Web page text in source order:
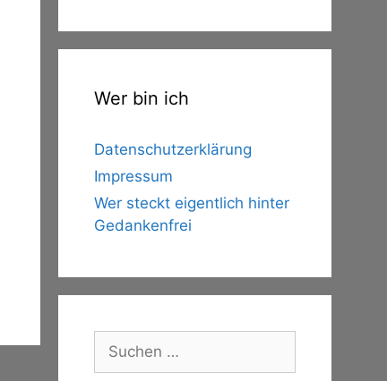
Wer bin ich
Datenschutzerklärung
Impressum
Wer steckt eigentlich hinter
Gedankenfrei
nach: